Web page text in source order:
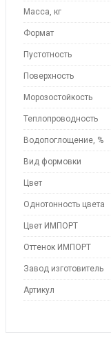
Масса, кг
Формат
Пустотность
Поверхность
Морозостойкость
Теплопроводность
Водопоглощение, %
Вид формовки
Цвет
Однотонность цвета
Цвет ИМПОРТ
Оттенок ИМПОРТ
Завод изготовитель
Артикул